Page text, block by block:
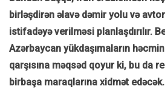
birləşdirən əlavə dəmir yolu və
istifadəyə verilməsi planlaşdırılır.
Azərbaycan yükdaşımaların
qarşısına məqsəd qoyur ki, bu da
birbaşa maraqlarına xidmət